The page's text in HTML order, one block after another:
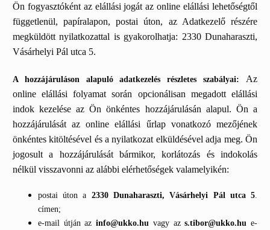
Ön fogyasztóként az elállási jogát az online elállási lehetőségtől
függetlenül, papíralapon, postai úton, az Adatkezelő részére
megküldött nyilatkozattal is gyakorolhatja: 2330 Dunaharaszti,
Vásárhelyi Pál utca 5.
A hozzájáruláson alapuló adatkezelés részletes szabályai: Az
online elállási folyamat során opcionálisan megadott elállási
indok kezelése az Ön önkéntes hozzájárulásán alapul. Ön a
hozzájárulását az online elállási űrlap vonatkozó mezőjének
önkéntes kitöltésével és a nyilatkozat elküldésével adja meg. Ön
jogosult a hozzájárulását bármikor, korlátozás és indokolás
nélkül visszavonni az alábbi elérhetőségek valamelyikén:
postai úton a 2330 Dunaharaszti, Vásárhelyi Pál utca 5.
címen;
e-mail útján azinfo@ukko.hu vagy azs.tibor@ukko.hu e-